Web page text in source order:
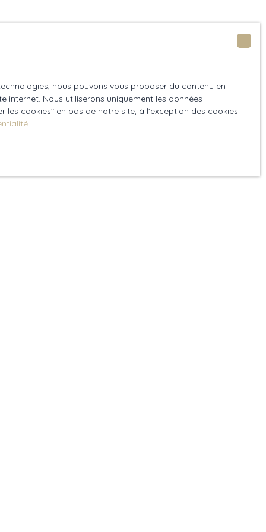
nous pouvons vous proposer du contenu en
Nous utiliserons uniquement les données
cookies″ en bas de notre site, à l'exception des cookies
.